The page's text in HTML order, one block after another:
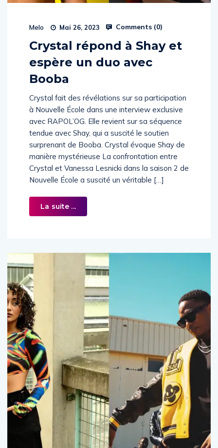
Melo Mai 26, 2023 Comments (0)
Crystal répond à Shay et
espère un duo avec
Booba
Crystal fait des révélations sur sa participation
à Nouvelle École dans une interview exclusive
avec RAPOL’OG. Elle revient sur sa séquence
tendue avec Shay, qui a suscité le soutien
surprenant de Booba. Crystal évoque Shay de
manière mystérieuse La confrontation entre
Crystal et Vanessa Lesnicki dans la saison 2 de
Nouvelle École a suscité un véritable […]
La suite ...